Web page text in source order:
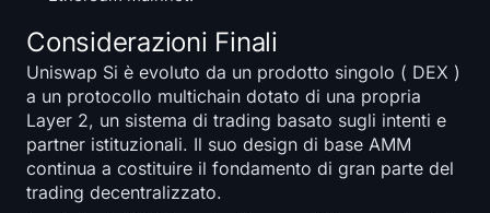
Considerazioni Finali
Uniswap Si è evoluto da un prodotto singolo ( DEX )
a un protocollo multichain dotato di una propria
Layer 2, un sistema di trading basato sugli intenti e
partner istituzionali. Il suo design di base AMM
continua a costituire il fondamento di gran parte del
trading decentralizzato.